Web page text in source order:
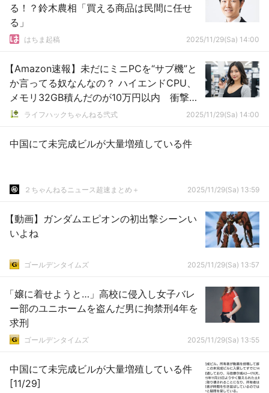
る！？鈴木農相「買える商品は民間に任せ
る」
はちま起稿 2025/11/29(Sa) 14:00
【Amazon速報】未だにミニPCを“サブ機”と
か言ってる奴なんなの？ ハイエンドCPU、
メモリ32GB積んだのが10万円以内 衝撃コ
スパなんだが？ｗ
ライフハックちゃんねる弐式 2025/11/29(Sa) 14:00
中国にて未完成ビルが大量増殖している件
２ちゃんねるニュース超速まとめ＋ 2025/11/29(Sa) 13:59
【動画】ガンダムエピオンの初出撃シーンい
いよね
ゴールデンタイムズ 2025/11/29(Sa) 13:57
「嬢に着せようと…」高校に侵入し女子バレ
ー部のユニホームを盗んだ男に拘禁刑4年を
求刑
ゴールデンタイムズ 2025/11/29(Sa) 13:55
中国にて未完成ビルが大量増殖している件
[11/29]